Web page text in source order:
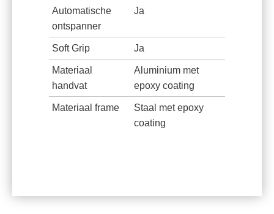
Automatische
ontspanner
Ja
Soft Grip Ja
Materiaal
handvat
Aluminium met
epoxy coating
Materiaal frame
Staal met epoxy
coating